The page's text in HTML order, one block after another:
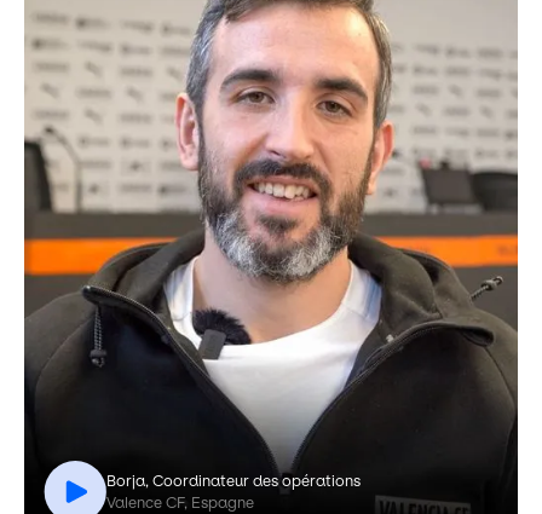
Borja, Coordinateur des opérations
Valence CF, Espagne